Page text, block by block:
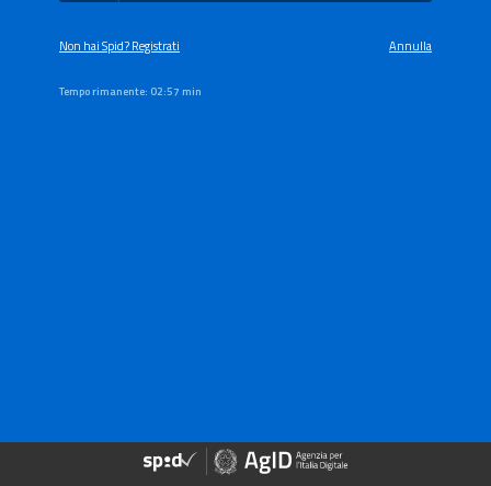
Non hai Spid? Registrati Annulla
Tempo rimanente: 02:57 min